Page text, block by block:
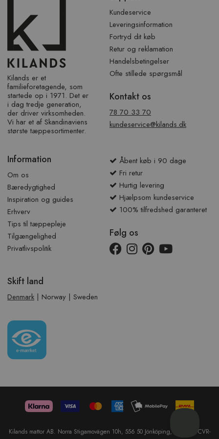
Kilands er et
familieforetagende, som
startede op i 1971. Det er
i dag tredje generation,
der driver virksomheden.
Vi har et af ​​Skandinaviens
største tæppesortimenter.
Kundeservice
Leveringsinformation
Fortryd dit køb
Retur og reklamation
Handelsbetingelser
Ofte stillede spørgsmål
Kontakt os
78 70 33 70
kundeservice@kilands.dk
Information
Om os
Bæredygtighed
Inspiration og guides
Erhverv
Tips til tæppepleje
Tilgængelighed
Privatlivspolitik
Åbent køb i 90 dage
Fri retur
Hurtig levering
Hjælpsom kundeservice
100% tilfredshed garanteret
Følg os
Skift land
Denmark | Norway | Sweden
Kilands mattor AB. Norra Stigamovägen 10h, 556 50 Jönköping, Sweden. CVR-